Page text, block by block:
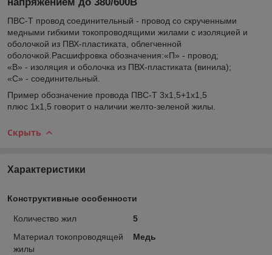
ПВС-Т провод соединительный - провод со скрученными
медными гибкими токопроводящими жилами с изоляцией и
оболочкой из ПВХ-пластиката, облегченной
оболочкой.Расшифровка обозначения:«П» - провод;
«В» - изоляция и оболочка из ПВХ-пластиката (винила);
«С» - соединительный.
Пример обозначение провода ПВС-Т 3х1,5+1х1,5
плюс 1х1,5 говорит о наличии желто-зеленой жилы.
Скрыть
Характеристики
Конструктивные особенности
Количество жил
5
Материал токопроводящей
жилы
Медь